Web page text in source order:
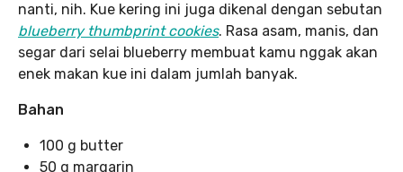
nanti, nih. Kue kering ini juga dikenal dengan sebutan
blueberry thumbprint cookies. Rasa asam, manis, dan
segar dari selai blueberry membuat kamu nggak akan
enek makan kue ini dalam jumlah banyak.
Bahan
100 g butter
50 g margarin